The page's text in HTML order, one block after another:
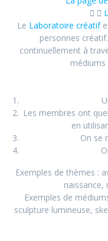
Le Laboratoire créatif
personnes créatif
continuellement à
Les membres ont
en
On se
Exemples de thèmes :
naissance,
Exemples de
sculpture lumineuse,